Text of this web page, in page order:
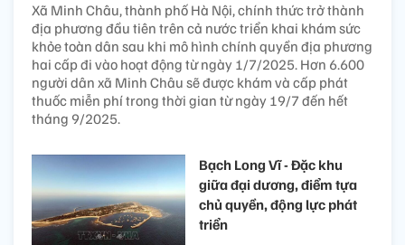
Xã Minh Châu, thành phố Hà Nội, chính thức trở thành
địa phương đầu tiên trên cả nước triển khai khám sức
khỏe toàn dân sau khi mô hình chính quyền địa phương
hai cấp đi vào hoạt động từ ngày 1/7/2025. Hơn 6.600
người dân xã Minh Châu sẽ được khám và cấp phát
thuốc miễn phí trong thời gian từ ngày 19/7 đến hết
tháng 9/2025.
Bạch Long Vĩ - Đặc khu
giữa đại dương, điểm tựa
chủ quyền, động lực phát
triển